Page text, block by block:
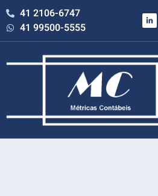
41 2106-6747
41 99500-5555